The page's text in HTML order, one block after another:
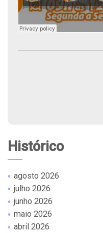
Histórico
agosto 2026
julho 2026
junho 2026
maio 2026
abril 2026